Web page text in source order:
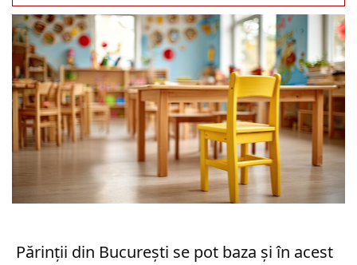
Părinții din București se pot baza și în acest